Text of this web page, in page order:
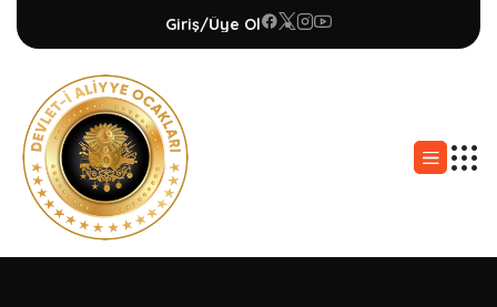
Giriş/Üye Ol